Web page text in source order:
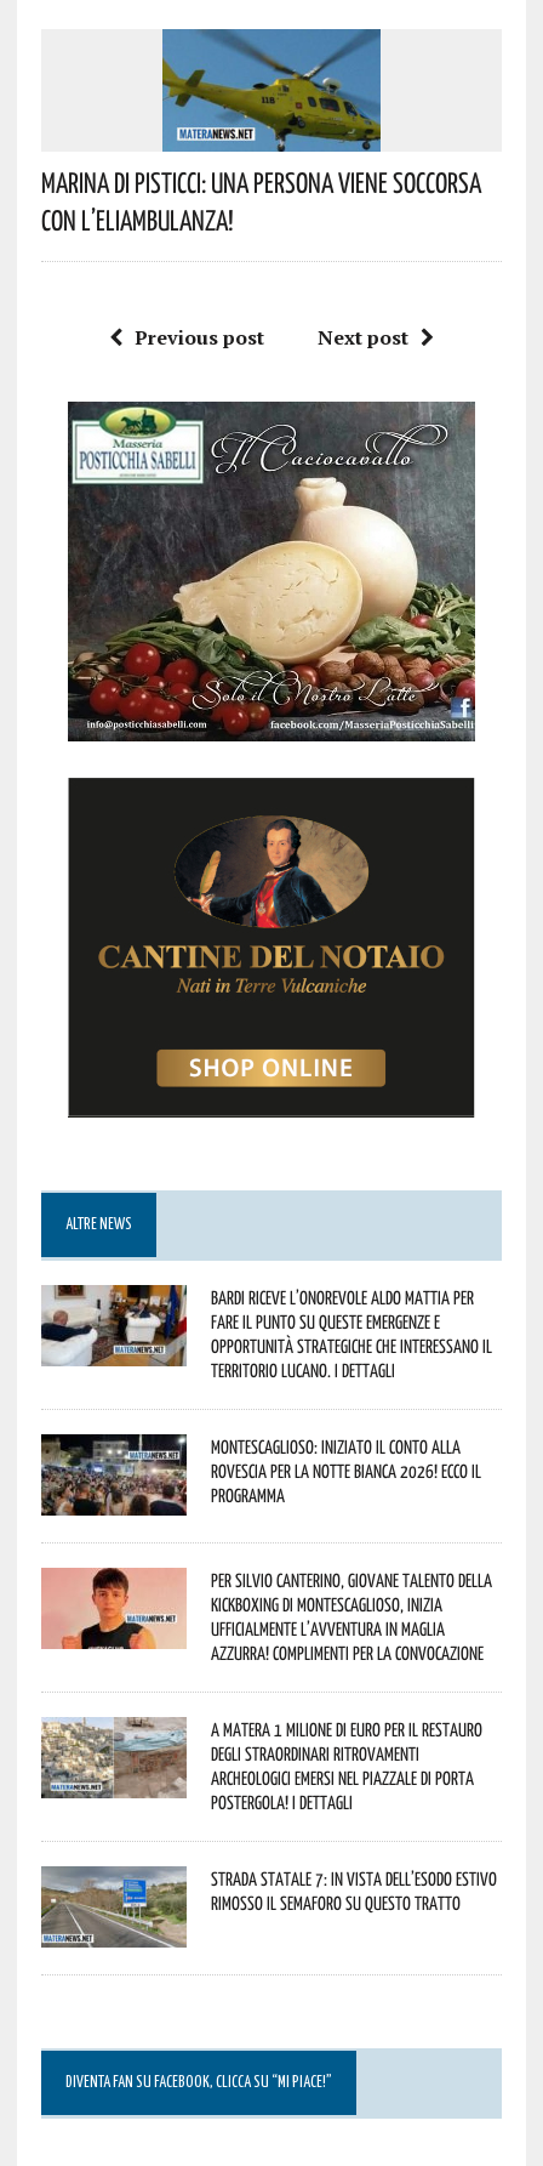
Marina Di Pisticci: Una Persona Viene Soccorsa
Con L’eliambulanza!
Previous post Next post
ALTRE NEWS
Bardi riceve l’onorevole Aldo Mattia per
fare il punto su queste emergenze e
opportunità strategiche che interessano il
territorio lucano. I dettagli
Montescaglioso: iniziato il conto alla
rovescia per la Notte Bianca 2026! Ecco il
programma
Per Silvio Canterino, giovane talento della
kickboxing di Montescaglioso, inizia
ufficialmente l’avventura in maglia
azzurra! Complimenti per la convocazione
A Matera 1 milione di euro per il restauro
degli straordinari ritrovamenti
archeologici emersi nel piazzale di Porta
Postergola! I dettagli
Strada statale 7: in vista dell’esodo estivo
rimosso il semaforo su questo tratto
DIVENTA FAN SU FACEBOOK, CLICCA SU “MI PIACE!”